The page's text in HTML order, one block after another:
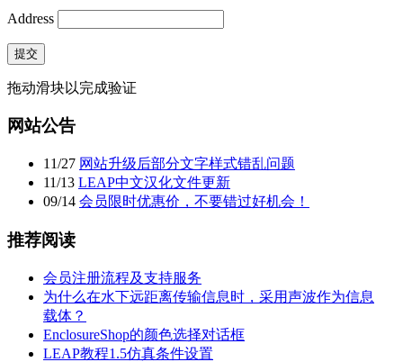
Address
提交
拖动滑块以完成验证
网站公告
11/27 网站升级后部分文字样式错乱问题
11/13 LEAP中文汉化文件更新
09/14 会员限时优惠价，不要错过好机会！
推荐阅读
会员注册流程及支持服务
为什么在水下远距离传输信息时，采用声波作为信息
载体？
EnclosureShop的颜色选择对话框
LEAP教程1.5仿真条件设置